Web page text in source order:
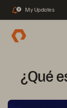
2 My Updates
¿Qué